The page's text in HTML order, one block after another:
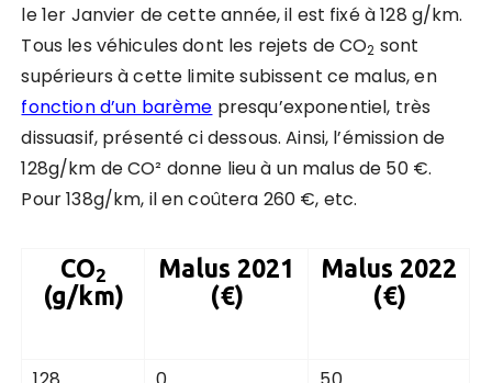
le 1er Janvier de cette année, il est fixé à 128 g/km.
Tous les véhicules dont les rejets de CO2 sont
supérieurs à cette limite subissent ce malus, en
fonction d’un barème presqu’exponentiel, très
dissuasif, présenté ci dessous. Ainsi, l’émission de
128g/km deCO² donne lieu à un malus de 50 €.
Pour 138g/km, il en coûtera 260 €, etc.
CO2
(g/km)
Malus 2021
(€)
Malus 2022
(€)